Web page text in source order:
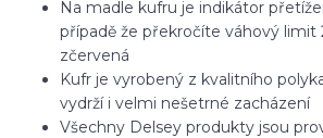
Na madle kufru je indikátor
případě že překročíte váhový limit
zčervená
Kufr je vyrobený z kvalitního
vydrží i velmi nešetrné zacházení
Všechny Delsey produkty jsou